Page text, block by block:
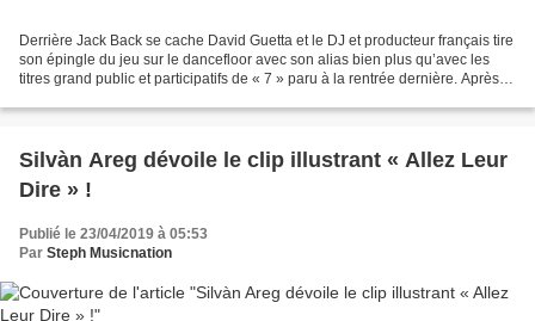
Derrière Jack Back se cache David Guetta et le DJ et producteur français tire
son épingle du jeu sur le dancefloor avec son alias bien plus qu’avec les
titres grand public et participatifs de « 7 » paru à la rentrée dernière. Après
Silvàn Areg dévoile le clip illustrant « Allez Leur
Dire » !
Publié le 23/04/2019 à 05:53
Par Steph Musicnation